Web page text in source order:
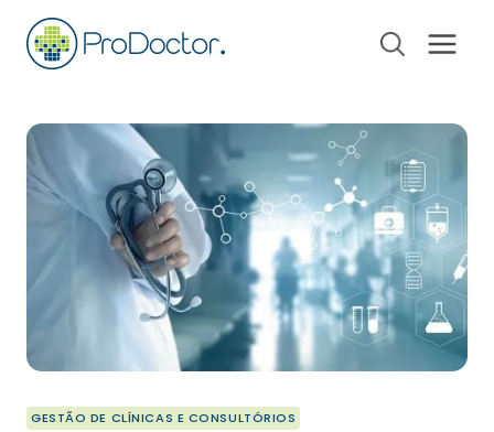
Pular
para
GESTÃO DE CLÍNICAS E CONSULTÓRIOS